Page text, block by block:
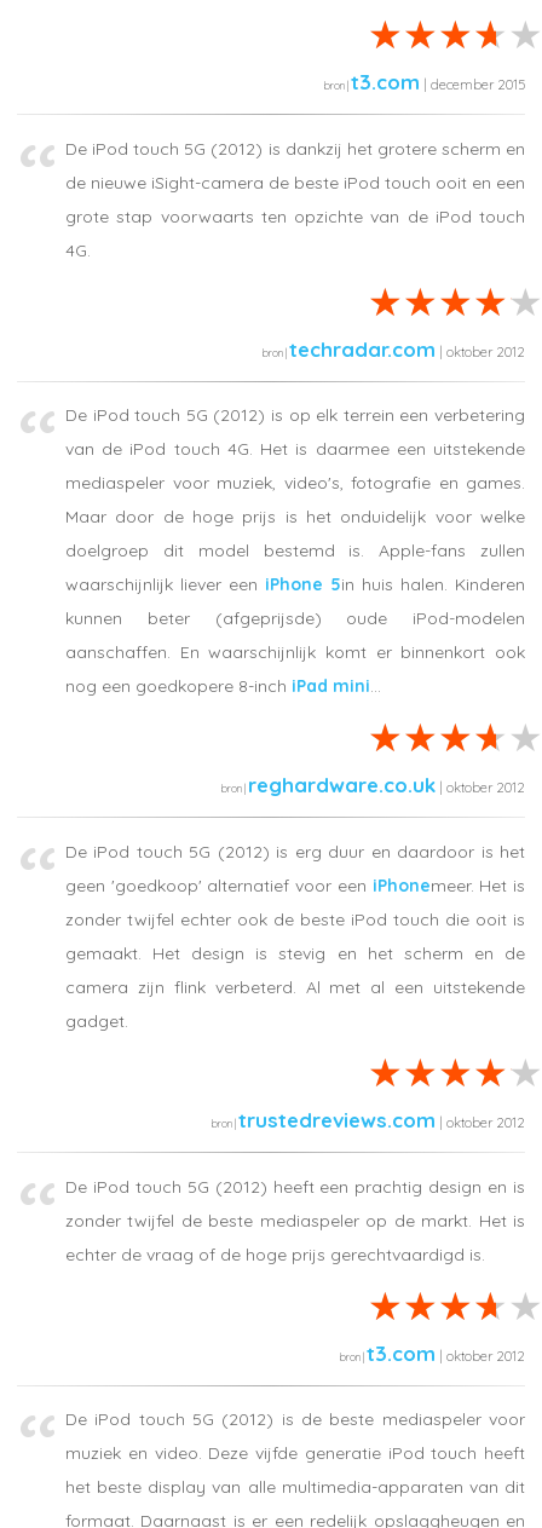
t3.com | december 2015
De iPod touch 5G (2012) is dankzij het grotere scherm en
de nieuwe iSight-camera de beste iPod touch ooit en een
grote stap voorwaarts ten opzichte van de iPod touch
4G.
techradar.com | oktober 2012
De iPod touch 5G (2012) is op elk terrein een verbetering
van de iPod touch 4G. Het is daarmee een uitstekende
mediaspeler voor muziek, video's, fotografie en games.
Maar door de hoge prijs is het onduidelijk voor welke
doelgroep dit model bestemd is. Apple-fans zullen
waarschijnlijk liever een iPhone 5in huis halen. Kinderen
kunnen beter (afgeprijsde) oude iPod-modelen
aanschaffen. En waarschijnlijk komt er binnenkort ook
nog een goedkopere 8-inch iPad mini...
reghardware.co.uk | oktober 2012
De iPod touch 5G (2012) is erg duur en daardoor is het
geen 'goedkoop' alternatief voor een iPhonemeer. Het is
zonder twijfel echter ook de beste iPod touch die ooit is
gemaakt. Het design is stevig en het scherm en de
camera zijn flink verbeterd. Al met al een uitstekende
gadget.
trustedreviews.com | oktober 2012
De iPod touch 5G (2012) heeft een prachtig design en is
zonder twijfel de beste mediaspeler op de markt. Het is
echter de vraag of de hoge prijs gerechtvaardigd is.
t3.com | oktober 2012
De iPod touch 5G (2012) is de beste mediaspeler voor
muziek en video. Deze vijfde generatie iPod touch heeft
het beste display van alle multimedia-apparaten van dit
formaat. Daarnaast is er een redelijk opslaggheugen en